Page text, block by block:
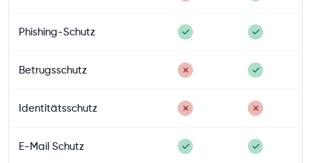
Phishing-Schutz ✓ ✓
Betrugsschutz ✗ ✓
Identitätsschutz ✗ ✗
E-Mail Schutz ✓ ✓